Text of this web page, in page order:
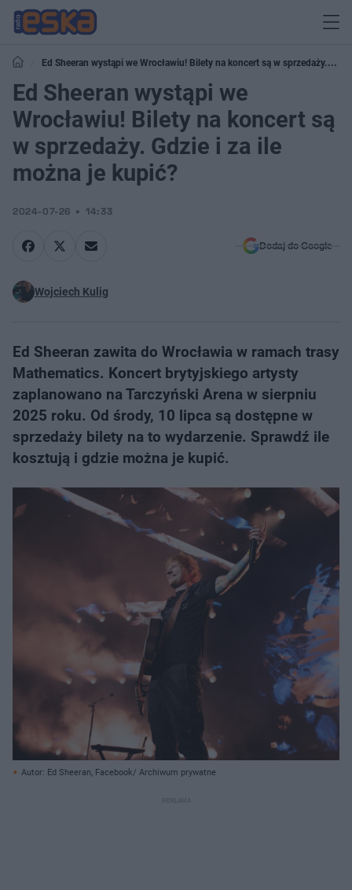
Ed Sheeran wystąpi we Wrocławiu! Bilety na koncert są w sprzedaży.
Gdzie i za ile można je kupić?
Ed Sheeran wystąpi we
Wrocławiu! Bilety na koncert są
w sprzedaży. Gdzie i za ile
można je kupić?
2024-07-26 14:33
Dodaj do Google
Wojciech Kulig
Ed Sheeran zawita do Wrocławia w ramach trasy
Mathematics. Koncert brytyjskiego artysty
zaplanowano na Tarczyński Arena w sierpniu
2025 roku. Od środy, 10 lipca są dostępne w
sprzedaży bilety na to wydarzenie. Sprawdź ile
kosztują i gdzie można je kupić.
Autor: Ed Sheeran, Facebook/ Archiwum prywatne